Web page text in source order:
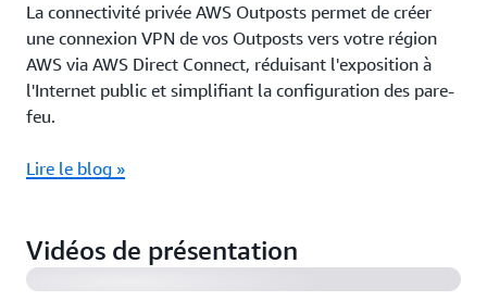
La connectivité privée AWS Outposts permet de créer
une connexion VPN de vos Outposts vers votre région
AWS via AWS Direct Connect, réduisant l'exposition à
l'Internet public et simplifiant la configuration des pare-
feu.
Lire le blog »
Vidéos de présentation
Rack AWS Outposts : Votre Outpost a été activé.
Rack AWS Outposts : Présentation du processus de